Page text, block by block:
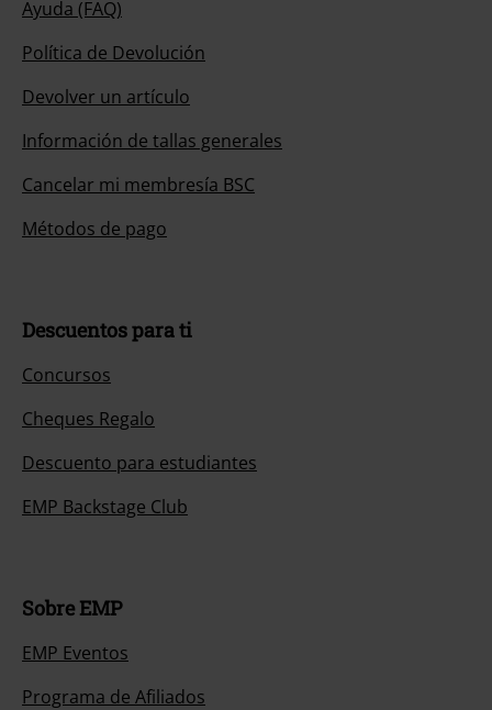
Ayuda (FAQ)
Política de Devolución
Devolver un artículo
Información de tallas generales
Cancelar mi membresía BSC
Métodos de pago
Descuentos para ti
Concursos
Cheques Regalo
Descuento para estudiantes
EMP Backstage Club
Sobre EMP
EMP Eventos
Programa de Afiliados